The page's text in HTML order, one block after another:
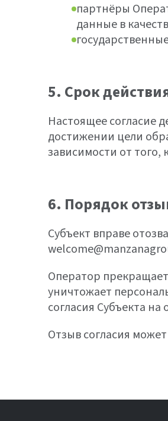
партнёры
данные в
5. Срок
Настоящее согласие
достижении цели
зависимости от того,
6. Порядок
Субъект вправе
Оператор
уничтожает
согласия Субъекта на
Отзыв согласия